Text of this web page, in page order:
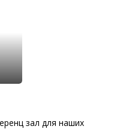
зал для наших